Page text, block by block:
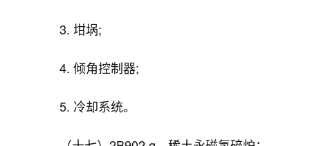
3. 坩埚;
4. 倾角控制器;
5. 冷却系统。